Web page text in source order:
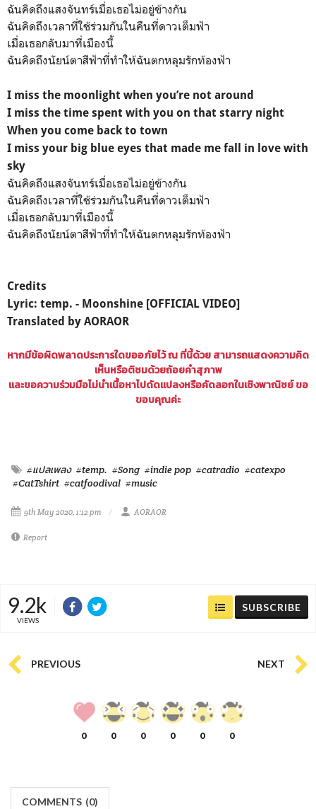
ฉันคิดถึงแสงจันทร์เมื่อเธอไม่อยู่ข้างกัน
ฉันคิดถึงเวลาที่ใช้ร่วมกันในคืนที่ดาวเต็มฟ้า
เมื่อเธอกลับมาที่เมืองนี้
ฉันคิดถึงนัยน์ตาสีฟ้าที่ทำให้ฉันตกหลุมรักท้องฟ้า
I miss the moonlight when you’re not around
I miss the time spent with you on that starry night
When you come back to town
I miss your big blue eyes that made me fall in love with
sky
ฉันคิดถึงแสงจันทร์เมื่อเธอไม่อยู่ข้างกัน
ฉันคิดถึงเวลาที่ใช้ร่วมกันในคืนที่ดาวเต็มฟ้า
เมื่อเธอกลับมาที่เมืองนี้
ฉันคิดถึงนัยน์ตาสีฟ้าที่ทำให้ฉันตกหลุมรักท้องฟ้า
Credits
Lyric: temp. - Moonshine [OFFICIAL VIDEO]
Translated by AORAOR
หากมีข้อผิดพลาดประการใดขออภัยไว้ ณ ที่นี้ด้วย สามารถแสดงความคิด
เห็นหรือติชมด้วยถ้อยคำสุภาพ
และขอความร่วมมือไม่นำเนื้อหาไปดัดแปลงหรือคัดลอกในเชิงพาณิชย์ ขอ
ขอบคุณค่ะ
#แปลเพลง #temp. #Song #indie pop #catradio #catexpo
#CatTshirt #catfoodival #music
9th May 2020, 1:12 pm AORAOR
Report
9.2k
VIEWS
SUBSCRIBE
PREVIOUS NEXT
0 0 0 0 0 0
COMMENTS (0)